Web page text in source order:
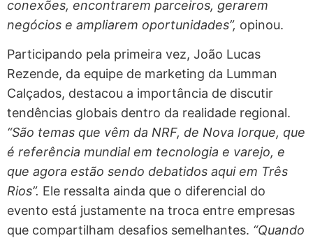
conexões, encontrarem parceiros, gerarem
negócios e ampliarem oportunidades”, opinou.
Participando pela primeira vez, João Lucas
Rezende, da equipe de marketing da Lumman
Calçados, destacou a importância de discutir
tendências globais dentro da realidade regional.
“São temas que vêm da NRF, de Nova Iorque, que
é referência mundial em tecnologia e varejo, e
que agora estão sendo debatidos aqui em Três
Rios”. Ele ressalta ainda que o diferencial do
evento está justamente na troca entre empresas
que compartilham desafios semelhantes. “Quando